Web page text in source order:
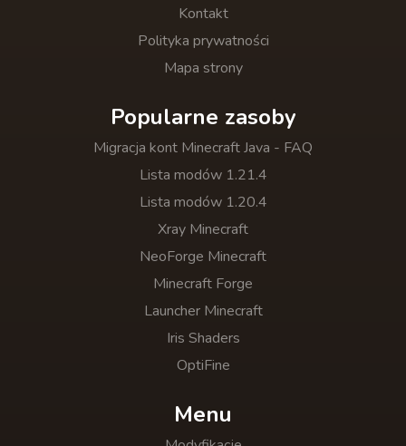
Kontakt
Polityka prywatności
Mapa strony
Popularne zasoby
Migracja kont Minecraft Java - FAQ
Lista modów 1.21.4
Lista modów 1.20.4
Xray Minecraft
NeoForge Minecraft
Minecraft Forge
Launcher Minecraft
Iris Shaders
OptiFine
Menu